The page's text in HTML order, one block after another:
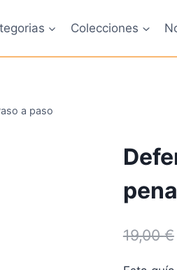
Colecciones
a paso
19,00€